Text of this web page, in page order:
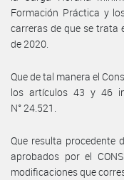
Formación Práctica y
carreras de que se trata
de 2020.
Que de tal manera el
los artículos 43 y 46
N° 24.521.
Que resulta procedente
aprobados por el
modificaciones que